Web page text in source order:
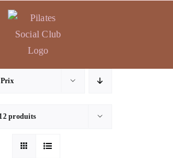
Prix
12 produits